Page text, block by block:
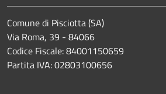
Comune di Pisciotta (SA)
Via Roma, 39 - 84066
Codice Fiscale: 84001150659
Partita IVA: 02803100656